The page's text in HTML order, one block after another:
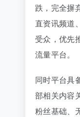
跌，完全摒
直资讯频道
受众，优先
流量平台。
同时平台具
部相关内容
粉丝基础、